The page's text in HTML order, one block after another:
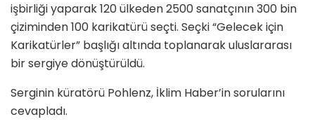
işbirliği yaparak 120 ülkeden 2500 sanatçının 300 bin
çiziminden 100 karikatürü seçti. Seçki “Gelecek için
Karikatürler” başlığı altında toplanarak uluslararası
bir sergiye dönüştürüldü.
Serginin küratörü Pohlenz, İklim Haber’in sorularını
cevapladı.